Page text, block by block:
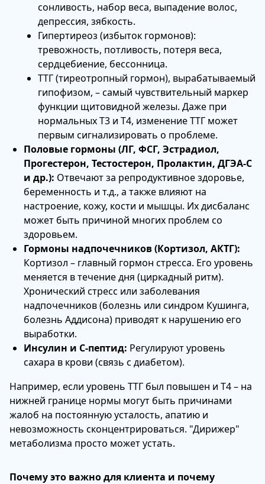
сонливость, набор веса, выпадение волос,
депрессия, зябкость.
Гипертиреоз (избыток гормонов):
тревожность, потливость, потеря веса,
сердцебиение, бессонница.
ТТГ (тиреотропный гормон), вырабатываемый
гипофизом, – самый чувствительный маркер
функции щитовидной железы. Даже при
нормальных Т3 и Т4, изменение ТТГ может
первым сигнализировать о проблеме.
Половые гормоны (ЛГ, ФСГ, Эстрадиол,
Прогестерон, Тестостерон, Пролактин, ДГЭА-С
и др.): Отвечают за репродуктивное здоровье,
беременность и т.д., а также влияют на
настроение, кожу, кости и мышцы. Их дисбаланс
может быть причиной многих проблем со
здоровьем.
Гормоны надпочечников (Кортизол, АКТГ):
Кортизол – главный гормон стресса. Его уровень
меняется в течение дня (циркадный ритм).
Хронический стресс или заболевания
надпочечников (болезнь или синдром Кушинга,
болезнь Аддисона) приводят к нарушению его
выработки.
Инсулин и С-пептид: Регулируют уровень
сахара в крови (связь с диабетом).
Например, если уровень ТТГ был повышен и Т4 – на
нижней границе нормы могут быть причинами
жалоб на постоянную усталость, апатию и
невозможность сконцентрироваться. "Дирижер"
метаболизма просто может устать.
Почему это важно для клиента и почему